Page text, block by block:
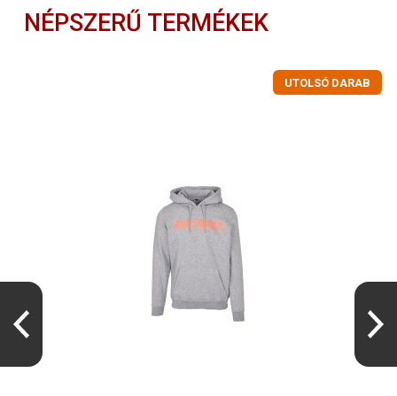
NÉPSZERŰ TERMÉKEK
UTOLSÓ DARAB